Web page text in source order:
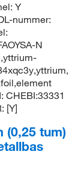
Y
nummer:
N
CHEBI:33331
[Y]
(0,25 tum)